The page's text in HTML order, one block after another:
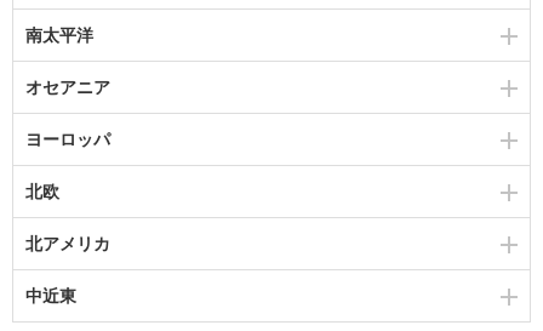
南太平洋
オセアニア
ヨーロッパ
北欧
北アメリカ
中近東